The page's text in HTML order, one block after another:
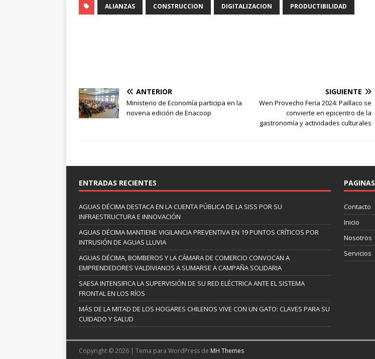
ALIANZAS CONSTRUCCION DIGITALIZACION PRODUCTIBILIDAD
ANTERIOR
Ministerio de Economía participa en la
novena edición de Enacoop
SIGUIENTE
Wen Provecho Feria 2024: Paillaco se
convierte en epicentro de la
gastronomía y actividades culturales
ENTRADAS RECIENTES
AGUAS DÉCIMA DESTACA EN LA CUENTA PÚBLICA DE LA SISS POR SU
INFRAESTRUCTURA E INNOVACIÓN
AGUAS DÉCIMA MANTIENE VIGILANCIA PREVENTIVA EN 19 PUNTOS CRÍTICOS POR
INTRUSIÓN DE AGUAS LLUVIA
AGUAS DÉCIMA, BOMBEROS Y LA CÁMARA DE COMERCIO CONVOCAN A
EMPRENDEDORES VALDIVIANOS A SUMARSE A CAMPAÑA SOLIDARIA
SAESA INTENSIFICA LA SUPERVISIÓN DE SU RED ELÉCTRICA ANTE EL SISTEMA
FRONTAL EN LOS RÍOS
MÁS DE LA MITAD DE LOS HOGARES CHILENOS VIVE CON UN GATO: CLAVES PARA SU
CUIDADO Y SALUD
PAGINAS
Contacto
Inicio
Nosotros
Servicios
Copyright © 2026 | Tema para WordPress de MH Themes